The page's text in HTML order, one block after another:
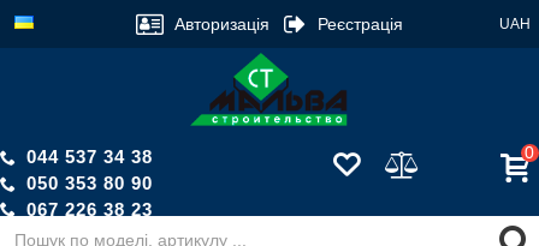
UAH
Авторизація Реєстрація
044 537 34 38
050 353 80 90
067 226 38 23
Зворотній дзвінок
0